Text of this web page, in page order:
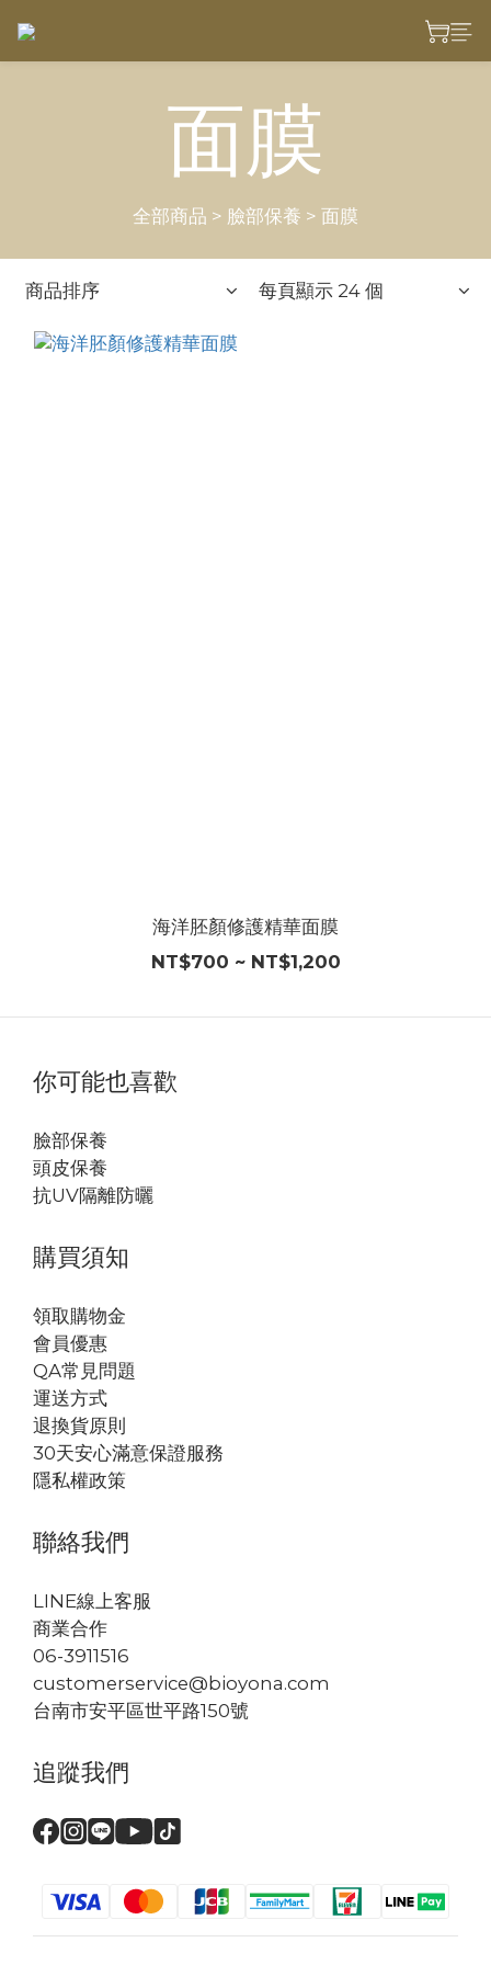
面膜
全部商品 > 臉部保養 > 面膜
商品排序 每頁顯示 24 個
海洋胚顏修護精華面膜
NT$700 ~ NT$1,200
你可能也喜歡
臉部保養
頭皮保養
抗UV隔離防曬
購買須知
領取購物金
會員優惠
QA常見問題
運送方式
退換貨原則
30天安心滿意保證服務
隱私權政策
聯絡我們
LINE線上客服
商業合作
06-3911516
customerservice@bioyona.com
台南市安平區世平路150號
追蹤我們